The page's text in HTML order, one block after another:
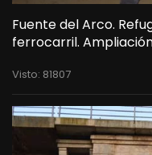
Fuente del Arco.
ferrocarril.
Visto: 81807